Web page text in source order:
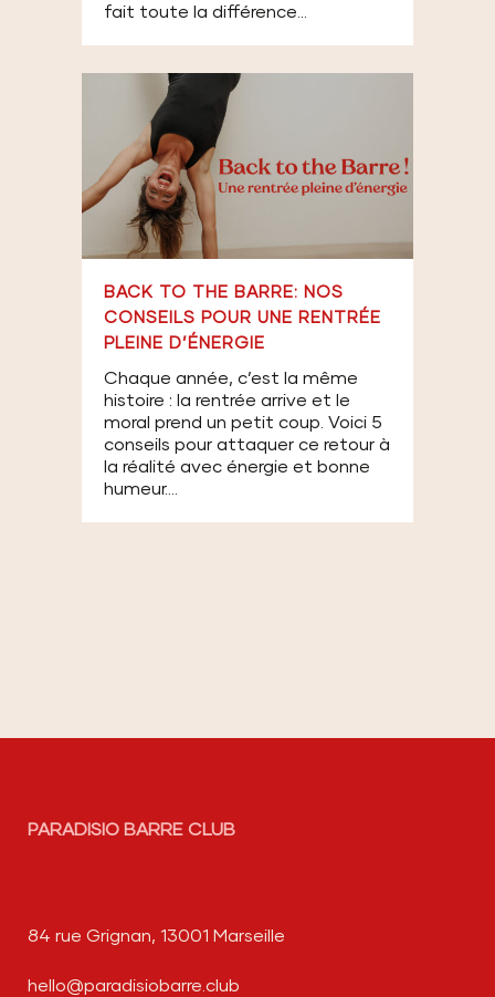
fait toute la différence...
BACK TO THE BARRE: NOS
CONSEILS POUR UNE RENTRÉE
PLEINE D’ÉNERGIE
Chaque année, c’est la même
histoire : la rentrée arrive et le
moral prend un petit coup. Voici 5
conseils pour attaquer ce retour à
la réalité avec énergie et bonne
humeur....
PARADISIO BARRE CLUB
84 rue Grignan, 13001 Marseille
hello@paradisiobarre.club